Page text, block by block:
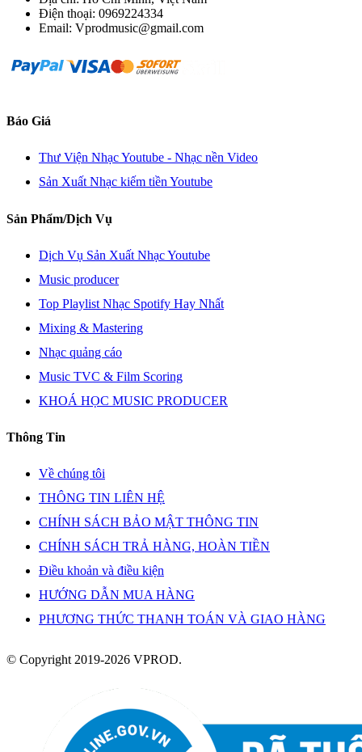
Điện thoại: 0969224334
Email: Vprodmusic@gmail.com
Báo Giá
Thư Viện Nhạc Youtube - Nhạc nền Video
Sản Xuất Nhạc kiếm tiền Youtube
Sản Phẩm/Dịch Vụ
Dịch Vụ Sản Xuất Nhạc Youtube
Music producer
Top Playlist Nhạc Spotify Hay Nhất
Mixing & Mastering
Nhạc quảng cáo
Music TVC & Film Scoring
KHOÁ HỌC MUSIC PRODUCER
Thông Tin
Về chúng tôi
THÔNG TIN LIÊN HỆ
CHÍNH SÁCH BẢO MẬT THÔNG TIN
CHÍNH SÁCH TRẢ HÀNG, HOÀN TIỀN
Điều khoản và điều kiện
HƯỚNG DẪN MUA HÀNG
PHƯƠNG THỨC THANH TOÁN VÀ GIAO HÀNG
© Copyright 2019-2026 VPROD.